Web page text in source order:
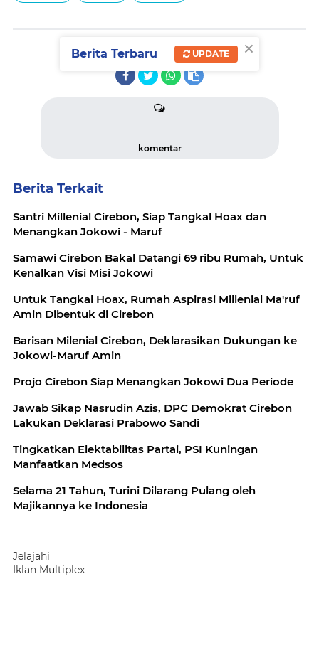
SHARE
komentar
Berita Terkait
Santri Millenial Cirebon, Siap Tangkal Hoax dan
Menangkan Jokowi - Maruf
Samawi Cirebon Bakal Datangi 69 ribu Rumah, Untuk
Kenalkan Visi Misi Jokowi
Untuk Tangkal Hoax, Rumah Aspirasi Millenial Ma'ruf
Amin Dibentuk di Cirebon
Barisan Milenial Cirebon, Deklarasikan Dukungan ke
Jokowi-Maruf Amin
Projo Cirebon Siap Menangkan Jokowi Dua Periode
Jawab Sikap Nasrudin Azis, DPC Demokrat Cirebon
Lakukan Deklarasi Prabowo Sandi
Tingkatkan Elektabilitas Partai, PSI Kuningan
Manfaatkan Medsos
Selama 21 Tahun, Turini Dilarang Pulang oleh
Majikannya ke Indonesia
Jelajahi
Iklan Multiplex
×
Berita Terbaru UPDATE